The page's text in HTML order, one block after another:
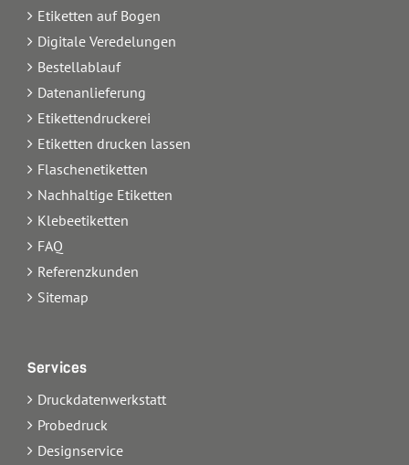
Etiketten auf Bogen
Digitale Veredelungen
Bestellablauf
Datenanlieferung
Etikettendruckerei
Etiketten drucken lassen
Flaschenetiketten
Nachhaltige Etiketten
Klebeetiketten
FAQ
Referenzkunden
Sitemap
Services
Druckdatenwerkstatt
Probedruck
Designservice